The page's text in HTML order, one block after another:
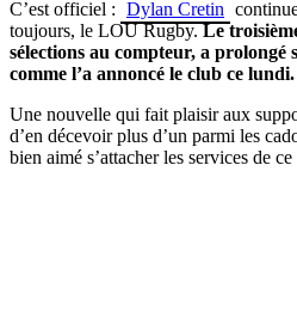
C’est officiel : Dylan Cretin
toujours, le LOU Rugby.Le
sélections au compteur, a prolongé
comme l’a annoncé le club ce lundi.
Une nouvelle qui fait plaisir aux
d’en décevoir plus d’un parmi les
bien aimé s’attacher les services de